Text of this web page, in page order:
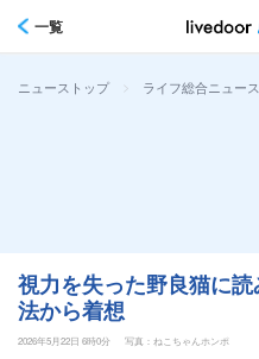
一覧
ニューストップ > ライフ総合ニュース
視力を失った野良猫に
法から着想
2026年5月22日 6時0分
写真：ねこちゃんホンポ